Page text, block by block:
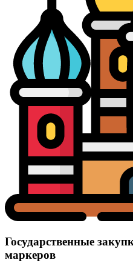
Государственные
маркеров